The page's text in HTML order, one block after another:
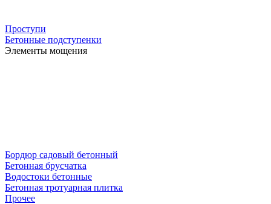
Проступи
Бетонные подступенки
Элементы мощения
Бордюр садовый бетонный
Бетонная брусчатка
Водостоки бетонные
Бетонная тротуарная плитка
Прочее